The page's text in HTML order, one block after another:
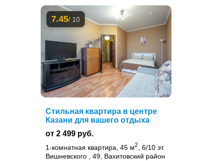
7.45/ 10
Стильная квартира в центре
Казани для вашего отдыха
от 2 499 руб.
1-комнатная квартира, 45 м2
, 6/10 эт.
Вишневского , 49, Вахитовский район